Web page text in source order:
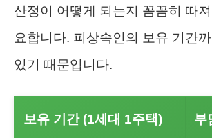
산정이 어떻게 되는지 꼼꼼히 따
요합니다. 피상속인의 보유 기간
있기 때문입니다.
보유 기간 (1세대 1주택) 부